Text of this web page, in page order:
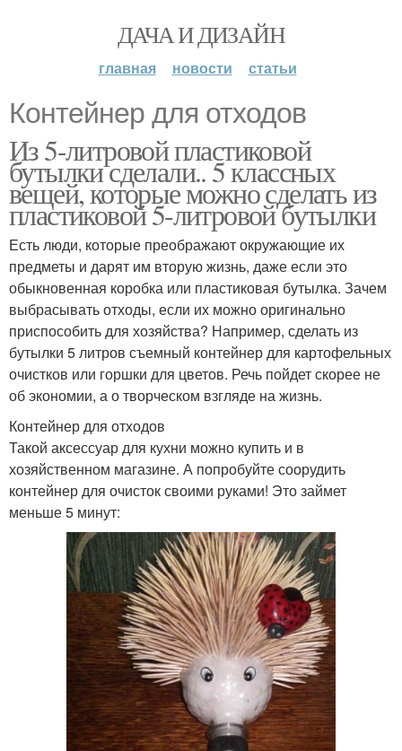
ДАЧА И ДИЗАЙН
главная новости статьи
Контейнер для отходов
Из 5-литровой пластиковой
бутылки сделали.. 5 классных
вещей, которые можно сделать из
пластиковой 5-литровой бутылки
Есть люди, которые преображают окружающие их
предметы и дарят им вторую жизнь, даже если это
обыкновенная коробка или пластиковая бутылка. Зачем
выбрасывать отходы, если их можно оригинально
приспособить для хозяйства? Например, сделать из
бутылки 5 литров съемный контейнер для картофельных
очистков или горшки для цветов. Речь пойдет скорее не
об экономии, а о творческом взгляде на жизнь.
Контейнер для отходов
Такой аксессуар для кухни можно купить и в
хозяйственном магазине. А попробуйте соорудить
контейнер для очисток своими руками! Это займет
меньше 5 минут: